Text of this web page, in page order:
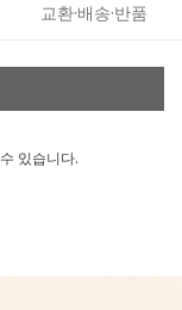
교환·배송·반품
있습니다.